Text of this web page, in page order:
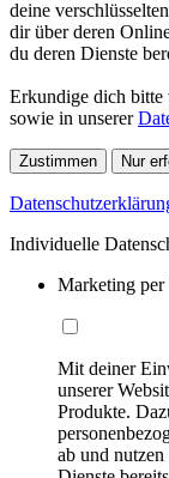
deine
dir über deren
du deren Dienste
Erkundige dich
sowie in unserer
Zustimmen Nur
Individuelle
Marketing per
Mit deiner
unserer
Produkte.
ab und